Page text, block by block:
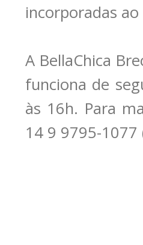
incorporadas
A BellaChica
funciona de
às 16h. Para
14 9 9795-1077